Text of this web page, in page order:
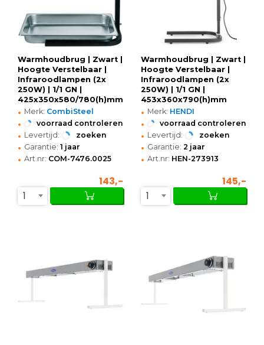
Warmhoudbrug | Zwart |
Hoogte Verstelbaar |
Infraroodlampen (2x
250W) | 1/1 GN |
425x350x580/780(h)mm
• Merk: CombiSteel
• voorraad controleren
• Levertijd: zoeken
• Garantie: 1 jaar
• Art.nr: COM-7476.0025
143,-
1
Warmhoudbrug | Zwart |
Hoogte Verstelbaar |
Infraroodlampen (2x
250W) | 1/1 GN |
453x360x790(h)mm
• Merk: HENDI
• voorraad controleren
• Levertijd: zoeken
• Garantie: 2 jaar
• Art.nr: HEN-273913
145,-
1